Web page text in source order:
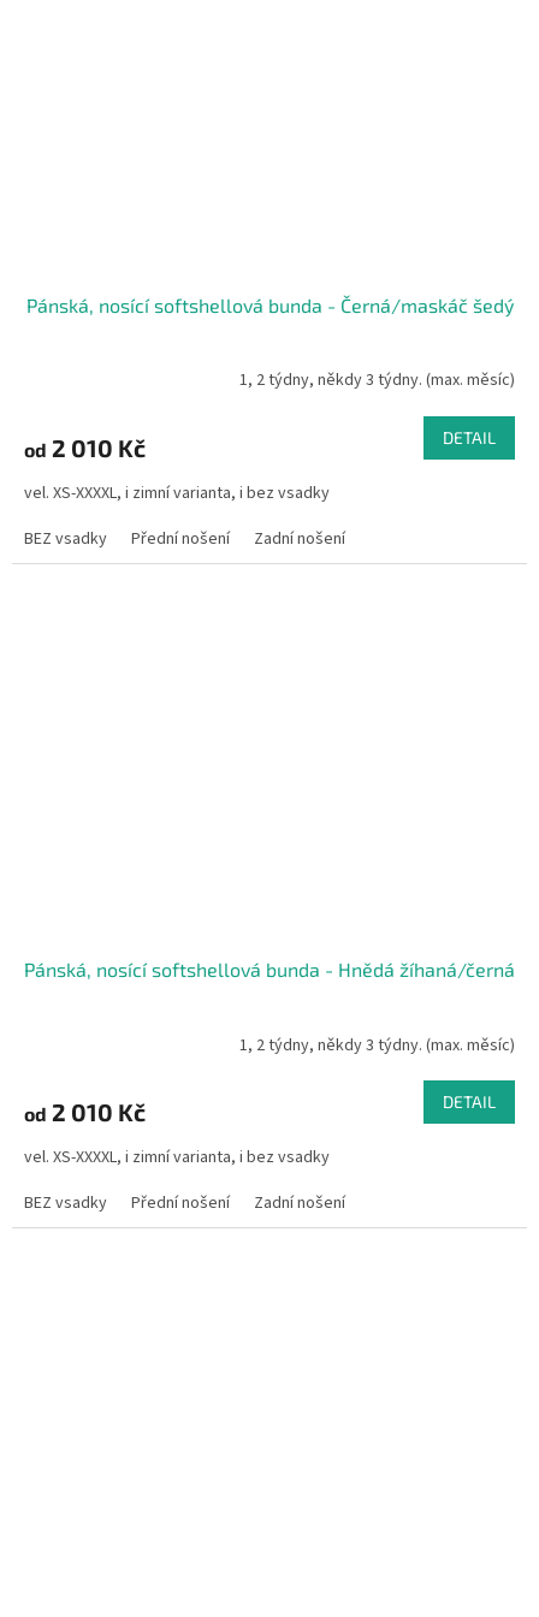
Pánská, nosící softshellová bunda - Černá/maskáč šedý
1, 2 týdny, někdy 3 týdny. (max. měsíc)
od 2 010 Kč DETAIL
vel. XS-XXXXL, i zimní varianta, i bez vsadky
BEZ vsadky
Přední nošení Zadní nošení
Pánská, nosící softshellová bunda - Hnědá žíhaná/černá
1, 2 týdny, někdy 3 týdny. (max. měsíc)
od 2 010 Kč DETAIL
vel. XS-XXXXL, i zimní varianta, i bez vsadky
BEZ vsadky
Přední nošení Zadní nošení